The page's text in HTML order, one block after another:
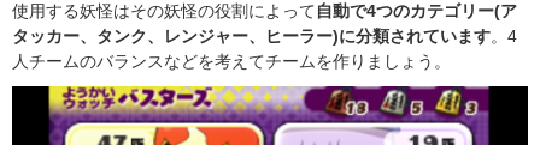
使用する妖怪はその妖怪の役割によって自動で4つのカテゴリー(ア
タッカー、タンク、レンジャー、ヒーラー)に分類されています。4
人チームのバランスなどを考えてチームを作りましょう。